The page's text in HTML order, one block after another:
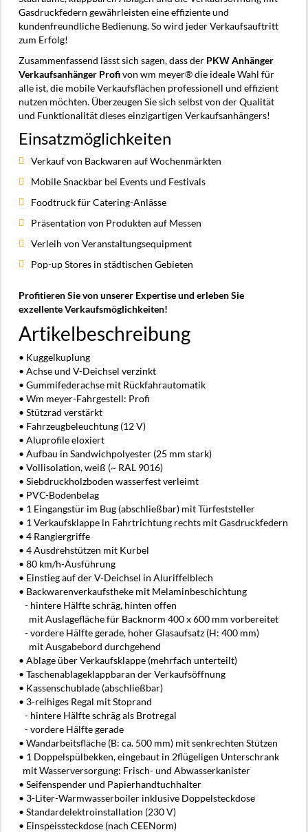
Gasdruckfedern gewährleisten eine effiziente und
kundenfreundliche Bedienung. So wird jeder Verkaufsauftritt
zum Erfolg!
Zusammenfassend lässt sich sagen, dass der PKW Anhänger
Verkaufsanhänger Profivon wm meyer® die ideale Wahl für
alle ist, die mobile Verkaufsflächen professionell und effizient
nutzen möchten. Überzeugen Sie sich selbst von der Qualität
und Funktionalität dieses einzigartigen Verkaufsanhängers!
Einsatzmöglichkeiten
Verkauf von Backwaren auf Wochenmärkten
Mobile Snackbar bei Events und Festivals
Foodtruck für Catering-Anlässe
Präsentation von Produkten auf Messen
Verleih von Veranstaltungsequipment
Pop-up Stores in städtischen Gebieten
Profitieren Sie von unserer Expertise und erleben Sie
exzellente Verkaufsmöglichkeiten!
Artikelbeschreibung
• Kuggelkuplung
• Achse und V-Deichsel verzinkt
• Gummifederachse mit Rückfahrautomatik
• Wm meyer-Fahrgestell: Profi
• Stützrad verstärkt
• Fahrzeugbeleuchtung (12 V)
• Aluprofile eloxiert
• Aufbau in Sandwichpolyester (25 mm stark)
• Vollisolation, weiß (~ RAL 9016)
• Siebdruckholzboden wasserfest verleimt
• PVC-Bodenbelag
• 1 Eingangstür im Bug (abschließbar) mit Türfeststeller
• 1 Verkaufsklappe in Fahrtrichtung rechts mit Gasdruckfedern
• 4 Rangiergriffe
• 4 Ausdrehstützen mit Kurbel
• 80 km/h-Ausführung
• Einstieg auf der V-Deichsel in Aluriffelblech
• Backwarenverkaufstheke mit Melaminbeschichtung
- hintere Hälfte schräg, hinten offen
mit Auslagefläche für Backnorm 400 x 600 mm vorbereitet
- vordere Hälfte gerade, hoher Glasaufsatz (H: 400 mm)
mit Ausgabebord durchgehend
• Ablage über Verkaufsklappe (mehrfach unterteilt)
• Taschenablageklappbaran der Verkaufsöffnung
• Kassenschublade (abschließbar)
• 3-reihiges Regal mit Stoprand
- hintere Hälfte schräg als Brotregal
- vordere Hälfte gerade
• Wandarbeitsfläche (B: ca. 500 mm) mit senkrechten Stützen
• 1 Doppelspülbekken, eingebaut in 2flügeligen Unterschrank
mit Wasserversorgung: Frisch- und Abwasserkanister
• Seifenspender und Papierhandtuchhalter
• 3-Liter-Warmwasserboiler inklusive Doppelsteckdose
• Standardelektroinstallation (230 V)
• Einspeissteckdose (nach CEENorm)